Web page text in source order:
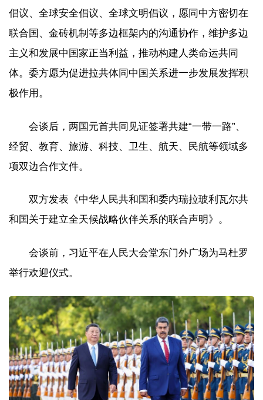
倡议、全球安全倡议、全球文明倡议，愿同中方密切在
联合国、金砖机制等多边框架内的沟通协作，维护多边
主义和发展中国家正当利益，推动构建人类命运共同
体。委方愿为促进拉共体同中国关系进一步发展发挥积
极作用。
会谈后，两国元首共同见证签署共建“一带一路”、
经贸、教育、旅游、科技、卫生、航天、民航等领域多
项双边合作文件。
双方发表《中华人民共和国和委内瑞拉玻利瓦尔共
和国关于建立全天候战略伙伴关系的联合声明》。
会谈前，习近平在人民大会堂东门外广场为马杜罗
举行欢迎仪式。